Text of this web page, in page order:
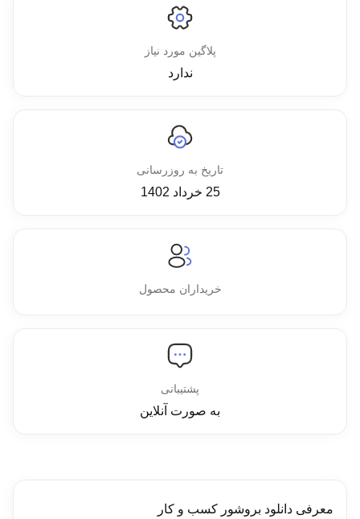
پلاگین مورد نیاز
ندارد
تاریخ به روزرسانی
25 خرداد 1402
خریداران محصول
پشتیبانی
به صورت آنلاین
معرفی دانلود بروشور کسب و کار